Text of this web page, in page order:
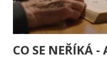
CO SE NEŘÍKÁ -